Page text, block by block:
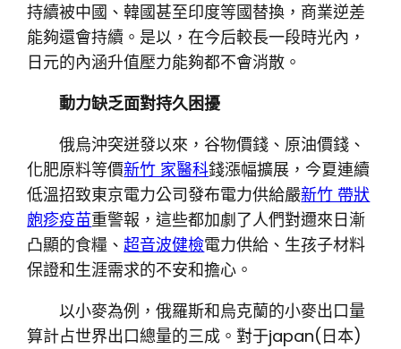
持續被中國、韓國甚至印度等國替換，商業逆差
能夠還會持續。是以，在今后較長一段時光內，
日元的內涵升值壓力能夠都不會消散。
動力缺乏面對持久困擾
俄烏沖突迸發以來，谷物價錢、原油價錢、
化肥原料等價新竹 家醫科錢漲幅擴展，今夏連續
低溫招致東京電力公司發布電力供給嚴新竹 帶狀
皰疹疫苗重警報，這些都加劇了人們對邇來日漸
凸顯的食糧、超音波健檢電力供給、生孩子材料
保證和生涯需求的不安和擔心。
以小麥為例，俄羅斯和烏克蘭的小麥出口量
算計占世界出口總量的三成。對于japan(日本)